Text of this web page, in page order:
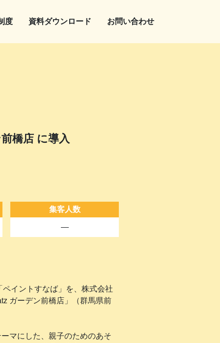
度 資料ダウンロード お問い合わせ
橋店 に導入
集客人数
―
イントすなば」を、株式会社
ガーデン前橋店」（群馬県前
マにした、親子のためのあそ